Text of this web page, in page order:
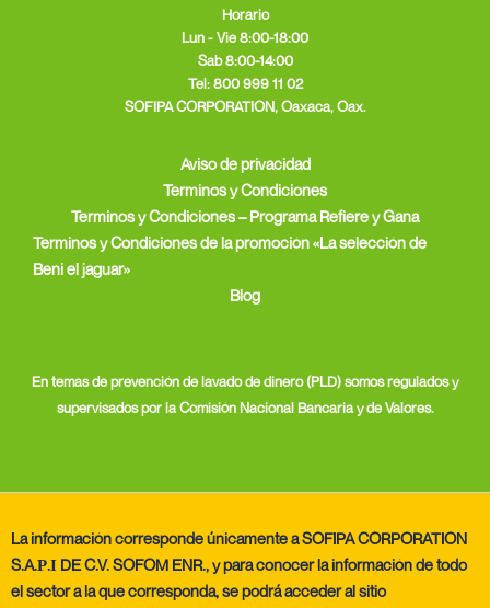
Horario
Lun - Vie 8:00-18:00
Sab 8:00-14:00
Tel:800 999 11 02
SOFIPA CORPORATION, Oaxaca, Oax.
Aviso de privacidad
Terminos y Condiciones
Terminos y Condiciones – Programa Refiere y Gana
Terminos y Condiciones de la promoción «La selección de
Beni el jaguar»
Blog
En temas de prevención de lavado de dinero (PLD) somos regulados y
supervisados por la Comisión Nacional Bancaria y de Valores.
La información corresponde únicamente a SOFIPA CORPORATION
S.A.Ρ.Ι DE C.V. SOFOM ENR., y para conocer la información de todo
el sector a la que corresponda, se podrá acceder al sitio